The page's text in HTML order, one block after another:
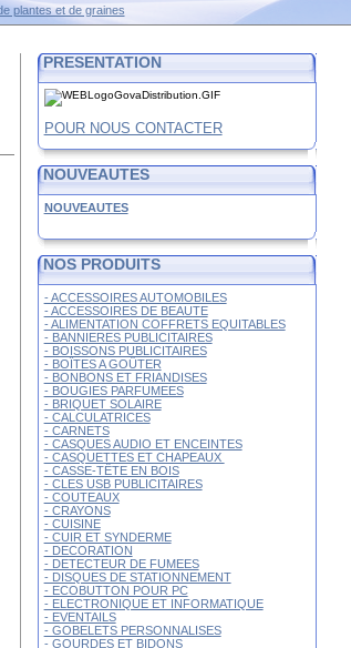
PRESENTATION
POUR NOUS CONTACTER
NOUVEAUTES
NOUVEAUTES
NOS PRODUITS
- ACCESSOIRES AUTOMOBILES
- ACCESSOIRES DE BEAUTE
- ALIMENTATION COFFRETS EQUITABLES
- BANNIERES PUBLICITAIRES
- BOISSONS PUBLICITAIRES
- BOÎTES A GOÛTER
- BONBONS ET FRIANDISES
- BOUGIES PARFUMEES
- BRIQUET SOLAIRE
- CALCULATRICES
- CARNETS
- CASQUES AUDIO ET ENCEINTES
- CASQUETTES ET CHAPEAUX
- CASSE-TÊTE EN BOIS
- CLES USB PUBLICITAIRES
- COUTEAUX
- CRAYONS
- CUISINE
- CUIR ET SYNDERME
- DECORATION
- DETECTEUR DE FUMEES
- DISQUES DE STATIONNEMENT
- ECOBUTTON POUR PC
- ELECTRONIQUE ET INFORMATIQUE
- EVENTAILS
- GOBELETS PERSONNALISES
- GOURDES ET BIDONS